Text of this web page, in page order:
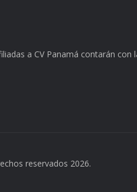
a CV Panamá contarán
reservados 2026.